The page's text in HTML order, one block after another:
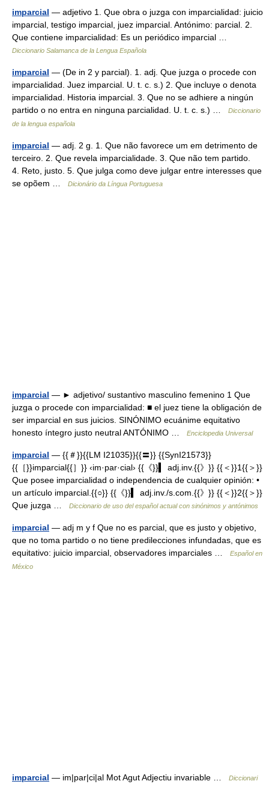
imparcial — adjetivo 1. Que obra o juzga con imparcialidad: juicio
imparcial, testigo imparcial, juez imparcial. Antónimo: parcial. 2.
Que contiene imparcialidad: Es un periódico imparcial …
Diccionario Salamanca de la Lengua Española
imparcial — (De in 2 y parcial). 1. adj. Que juzga o procede con
imparcialidad. Juez imparcial. U. t. c. s.) 2. Que incluye o denota
imparcialidad. Historia imparcial. 3. Que no se adhiere a ningún
partido o no entra en ninguna parcialidad. U. t. c. s.) …
Diccionario
de la lengua española
imparcial — adj. 2 g. 1. Que não favorece um em detrimento de
terceiro. 2. Que revela imparcialidade. 3. Que não tem partido.
4. Reto, justo. 5. Que julga como deve julgar entre interesses que
se opõem …
Dicionário da Língua Portuguesa
imparcial — ► adjetivo/ sustantivo masculino femenino 1 Que
juzga o procede con imparcialidad: ■ el juez tiene la obligación de
ser imparcial en sus juicios. SINÓNIMO ecuánime equitativo
honesto íntegro justo neutral ANTÓNIMO …
Enciclopedia Universal
imparcial — {{＃}}{{LM I21035}}{{〓}} {{SynI21573}}
{{［}}imparcial{{］}} ‹im·par·cial› {{《}}▍ adj.inv.{{》}} {{＜}}1{{＞}}
Que posee imparcialidad o independencia de cualquier opinión: •
un artículo imparcial.{{○}} {{《}}▍ adj.inv./s.com.{{》}} {{＜}}2{{＞}}
Que juzga …
Diccionario de uso del español actual con sinónimos y antónimos
imparcial — adj m y f Que no es parcial, que es justo y objetivo,
que no toma partido o no tiene predilecciones infundadas, que es
equitativo: juicio imparcial, observadores imparciales …
Español en
México
imparcial — im|par|ci|al Mot Agut Adjectiu invariable …
Diccionari